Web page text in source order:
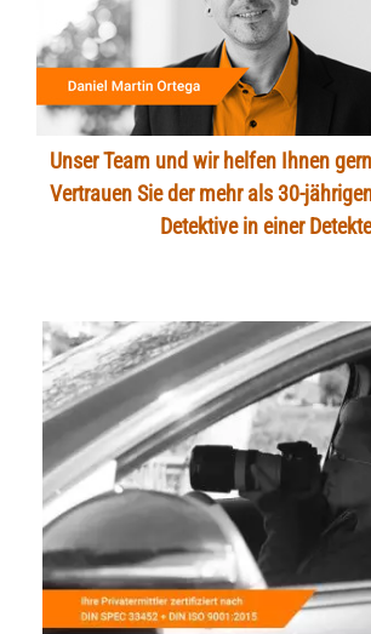
Unser Team und wir helfen Ihnen
Vertrauen Sie der mehr als 30-
Detektive in einer